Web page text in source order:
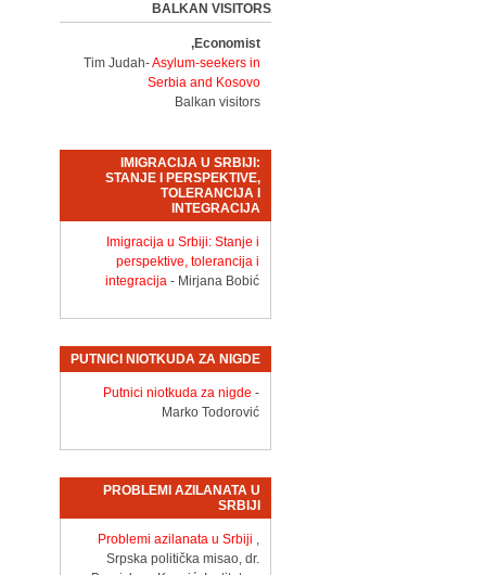
BALKAN VISITORS
Economist,
Tim Judah-Asylum-seekers in
Serbia and Kosovo
Balkan visitors
IMIGRACIJA U SRBIJI:
STANJE I PERSPEKTIVE,
TOLERANCIJA I
INTEGRACIJA
Imigracija u Srbiji: Stanje i
perspektive, tolerancija i
integracija - Mirjana Bobić
PUTNICI NIOTKUDA ZA NIGDE
Putnici niotkuda za nigde -
Marko Todorović
PROBLEMI AZILANATA U
SRBIJI
Problemi azilanata u Srbiji ,
Srpska politička misao, dr.